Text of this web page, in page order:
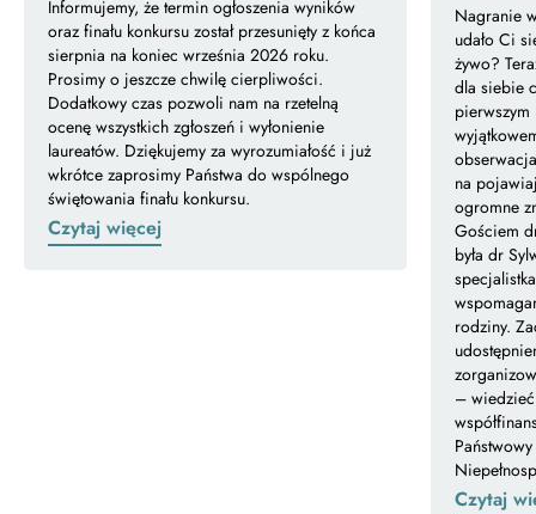
Informujemy, że termin ogłoszenia wyników
oraz finału konkursu został przesunięty z końca
sierpnia na koniec września 2026 roku.
Prosimy o jeszcze chwilę cierpliwości.
Dodatkowy czas pozwoli nam na rzetelną
ocenę wszystkich zgłoszeń i wyłonienie
laureatów. Dziękujemy za wyrozumiałość i już
wkrótce zaprosimy Państwa do wspólnego
świętowania finału konkursu.
Czytaj więcej
Nagranie
udało Ci
żywo?
dla siebie
na
ogromne
Gościem
była dr
rodziny.
–
Czytaj